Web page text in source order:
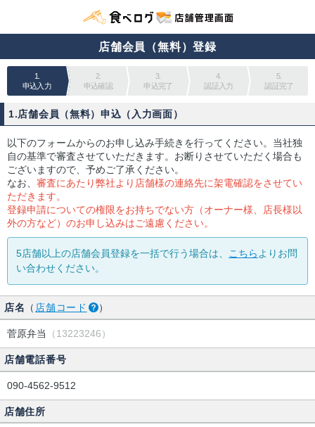
店舗会員（無料）登録
1.
申込入力
2.
申込確認
3.
申込完了
4.
認証入力
5.
認証完了
1.店舗会員（無料）申込（入力画面）
以下のフォームからのお申し込み手続きを行ってください。当社独
自の基準で審査させていただきます。お断りさせていただく場合も
ございますので、予めご了承ください。
なお、 審査にあたり弊社より店舗様の連絡先に架電確認をさせてい
ただきます。
登録申請についての権限をお持ちでない方（オーナー様、店長様以
外の方など）のお申し込みはご遠慮ください。
5店舗以上の店舗会員登録を一括で行う場合は、 こちら よりお問
い合わせください。
店名 （ 店舗コード ）
菅原弁当 （13223246）
店舗電話番号
090-4562-9512
店舗住所